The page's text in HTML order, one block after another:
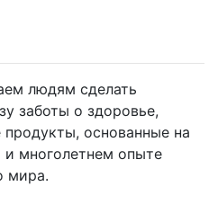
людям сделать
заботы о здоровье,
основанные на
и многолетнем опыте
мира.